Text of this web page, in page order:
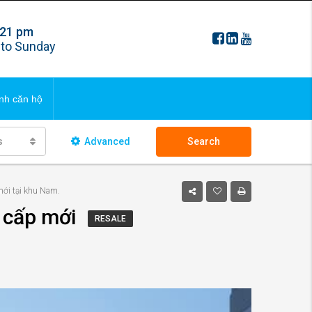
pm
Sunday
bds
nhà
căn hộ
Advanced Search
tại khu Nam.
mới
RESALE
bds Updating